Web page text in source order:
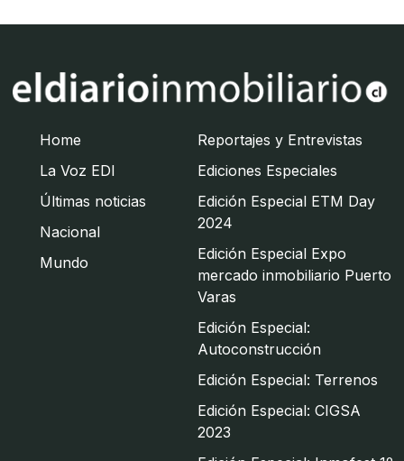
Home
La Voz EDI
Últimas noticias
Nacional
Mundo
Reportajes y Entrevistas
Ediciones Especiales
Edición Especial ETM Day
2024
Edición Especial Expo
mercado inmobiliario Puerto
Varas
Edición Especial:
Autoconstrucción
Edición Especial: Terrenos
Edición Especial: CIGSA
2023